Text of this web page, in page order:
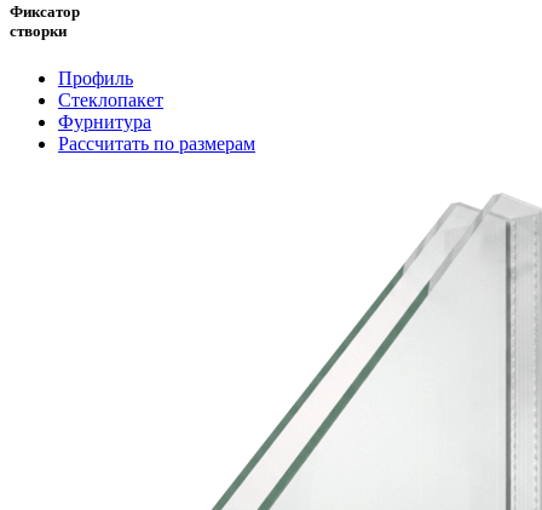
Фиксатор
створки
Профиль
Стеклопакет
Фурнитура
Рассчитать по размерам